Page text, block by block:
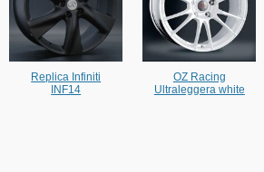
Replica Infiniti
INF14
OZ Racing
Ultraleggera white